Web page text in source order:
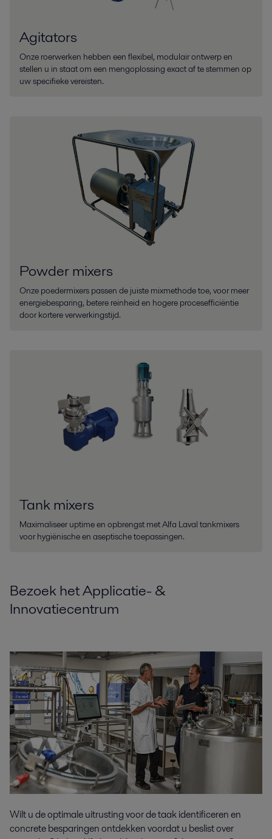
Agitators
Onze roerwerken hebben een flexibel, modulair ontwerp en
stellen u in staat om een mengoplossing exact af te stemmen op
uw specifieke vereisten.
Powder mixers
Onze poedermixers passen de juiste mixmethode toe, voor meer
energiebesparing, betere reinheid en hogere procesefficiëntie
door kortere verwerkingstijd.
Tank mixers
Maximaliseer uptime en opbrengst met Alfa Laval tankmixers
voor hygiënische en aseptische toepassingen.
Bezoek het Applicatie- &
Innovatiecentrum
Wilt u de optimale uitrusting voor de taak identificeren en
concrete besparingen ontdekken voordat u beslist over